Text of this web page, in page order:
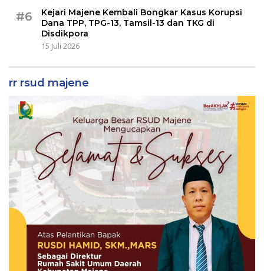
#6
Kejari Majene Kembali Bongkar Kasus Korupsi
Dana TPP, TPG-13, Tamsil-13 dan TKG di
Disdikpora
15 Juli 2026
rr rsud majene